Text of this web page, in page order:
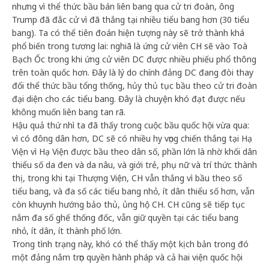
nhưng vì thể thức bầu bán liên bang qua cử tri đoàn, ông
Trump đã đắc cử vì đã thắng tại nhiều tiểu bang hơn (30 tiểu
bang). Ta có thể tiên đoán hiện tượng này sẽ trở thành khá
phổ biến trong tương lai: nghiã là ứng cử viên CH sẽ vào Toà
Bạch Ốc trong khi ứng cử viên DC được nhiều phiếu phổ thông
trên toàn quốc hơn. Đây là lý do chính đảng DC đang đòi thay
đổi thể thức bầu tổng thống, hủy thủ tục bầu theo cử tri đoàn
đại diện cho các tiểu bang. Đây là chuyện khó đạt được nếu
không muốn liên bang tan rã.
Hậu quả thứ nhì ta đã thấy trong cuộc bầu quốc hội vừa qua:
vì có đông dân hơn, DC sẽ có nhiều hy vọng chiến thắng tại Hạ
Viện vì Hạ Viện được bầu theo dân số, phần lớn là nhờ khối dân
thiểu số da đen và da nâu, và giới trẻ, phụ nữ và trí thức thành
thị, trong khi tại Thượng Viện, CH vẫn thắng vì bầu theo số
tiểu bang, và đa số các tiểu bang nhỏ, ít dân thiểu số hơn, vẫn
còn khuynh hướng bảo thủ, ủng hộ CH. CH cũng sẽ tiếp tục
nắm đa số ghế thống đốc, vẫn giữ quyền tại các tiểu bang
nhỏ, ít dân, ít thành phố lớn.
Trong tình trạng này, khó có thể thấy một kịch bản trong đó
một đảng nắm trọn quyền hành pháp và cả hai viện quốc hội